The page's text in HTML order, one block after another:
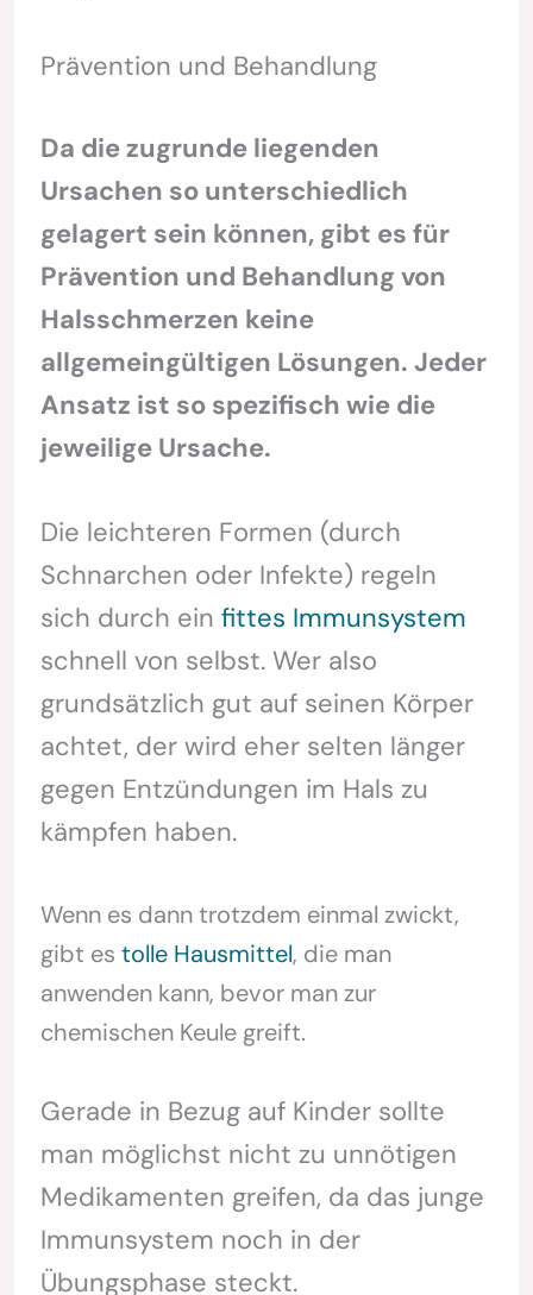
Prävention und Behandlung
Da die zugrunde liegenden
Ursachen so unterschiedlich
gelagert sein können, gibt es für
Prävention und Behandlung von
Halsschmerzen keine
allgemeingültigen Lösungen. Jeder
Ansatz ist so spezifisch wie die
jeweilige Ursache.
Die leichteren Formen (durch
Schnarchen oder Infekte) regeln
sich durch ein fittes Immunsystem
schnell von selbst. Wer also
grundsätzlich gut auf seinen Körper
achtet, der wird eher selten länger
gegen Entzündungen im Hals zu
kämpfen haben.
Wenn es dann trotzdem einmal zwickt,
gibt es tolle Hausmittel, die man
anwenden kann, bevor man zur
chemischen Keule greift.
Gerade in Bezug auf Kinder sollte
man möglichst nicht zu unnötigen
Medikamenten greifen, da das junge
Immunsystem noch in der
Übungsphase steckt.